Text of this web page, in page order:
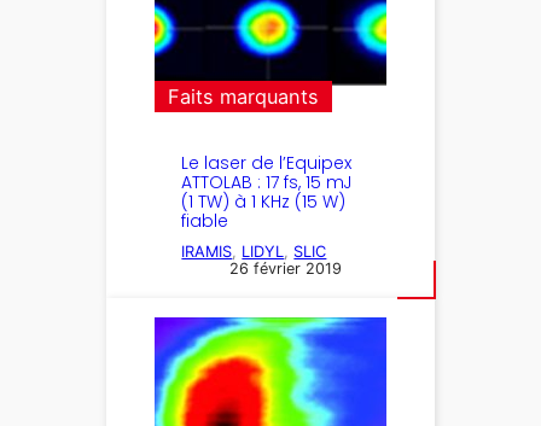
Faits marquants
Le laser de l’Equipex
ATTOLAB : 17 fs, 15 mJ
(1 TW) à 1 KHz (15 W)
fiable
IRAMIS LIDYL
SLIC
26 février 2019